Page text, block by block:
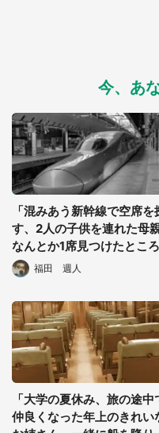
今、あ
「混みあう新幹線で空席を
す、2人の子供を連れた母親
なんとか1席見つけたとこ
サラリーマンが...」（静岡
県・40代男性）
福田 週人
「大学の夏休み、旅の途中
仲良くなった年上のきれい